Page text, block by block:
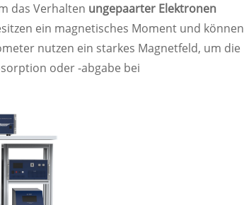
das Verhalten ungepaarter Elektronen
ein magnetisches Moment und können
nutzen ein starkes Magnetfeld, um die
oder -abgabe bei